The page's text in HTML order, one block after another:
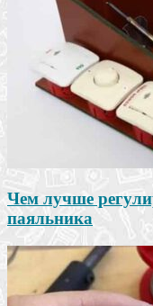
Чем лучше
паяльника